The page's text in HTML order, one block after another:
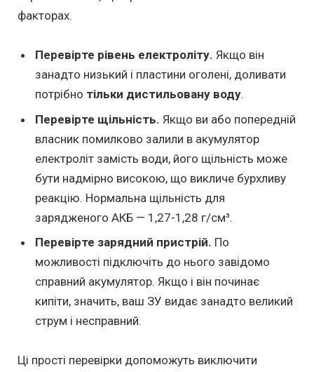
факторах.
Перевірте рівень електроліту. Якщо він
занадто низький і пластини оголені, доливати
потрібно тільки дистильовану воду.
Перевірте щільність. Якщо ви або попередній
власник помилково залили в акумулятор
електроліт замість води, його щільність може
бути надмірно високою, що викличе бурхливу
реакцію. Нормальна щільність для
зарядженого АКБ — 1,27-1,28 г/см³.
Перевірте зарядний пристрій. По
можливості підключіть до нього завідомо
справний акумулятор. Якщо і він починає
кипіти, значить, ваш ЗУ видає занадто великий
струм і несправний.
Ці прості перевірки допоможуть виключити